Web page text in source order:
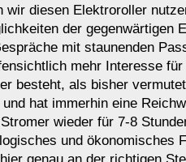
wir diesen Elektroroller
der gegenwärtigen
mit staunenden
mehr Interesse für
besteht, als bisher
hat immerhin eine
wieder für 7-8
und ökonomisches
genau an der richtigen